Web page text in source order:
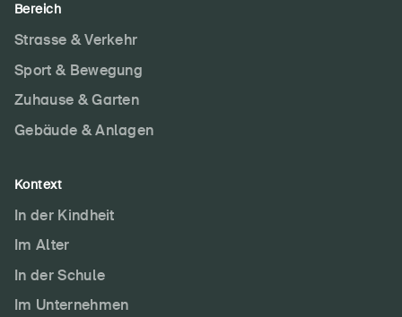
Bereich
Strasse & Verkehr
Sport & Bewegung
Zuhause & Garten
Gebäude & Anlagen
Kontext
In der Kindheit
Im Alter
In der Schule
Im Unternehmen